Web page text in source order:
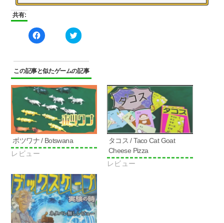
共有:
Facebook
で
る
に
は
リ
ッ
し
て
く
さ
い
(新
し
ン
ド
ウ
で
開
き
ま
す)
ク
リ
て
Twitter
で
有
し
い
ウ
ィ
ン
ウ
開
この記事と似たゲームの記事
ボツワナ / Botswana
レビュー
タコス / Taco Cat Goat
Cheese Pizza
レビュー